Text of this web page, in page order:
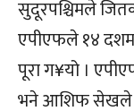
सुदूरपश्चिमले
एपीएफले १४
पूरा ग¥यो ।
भने आशिफ सेखले